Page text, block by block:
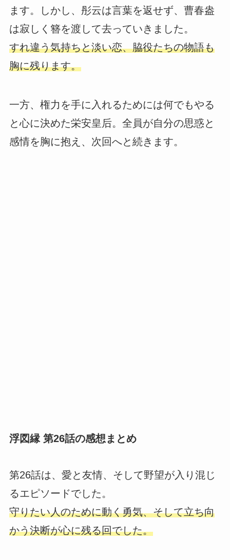
ます。しかし、彤云は言葉を返せず、曹春盎
は寂しく簪を渡して去っていきました。
すれ違う気持ちと淡い恋、脇役たちの物語も
胸に残ります。
一方、権力を手に入れるためには何でもやる
と心に決めた栄安皇后。全員が自分の思惑と
感情を胸に抱え、次回へと続きます。
浮図縁 第26話の感想まとめ
第26話は、愛と友情、そして野望が入り混じ
るエピソードでした。
守りたい人のために動く勇気、そして立ち向
かう決断が心に残る回でした。